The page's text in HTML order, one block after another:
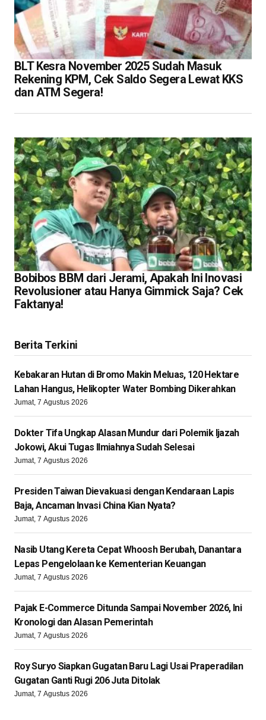
BLT Kesra November 2025 Sudah Masuk
Rekening KPM, Cek Saldo Segera Lewat KKS
dan ATM Segera!
Bobibos BBM dari Jerami, Apakah Ini Inovasi
Revolusioner atau Hanya Gimmick Saja? Cek
Faktanya!
Berita Terkini
Kebakaran Hutan di Bromo Makin Meluas, 120 Hektare
Lahan Hangus, Helikopter Water Bombing Dikerahkan
Jumat, 7 Agustus 2026
Dokter Tifa Ungkap Alasan Mundur dari Polemik Ijazah
Jokowi, Akui Tugas Ilmiahnya Sudah Selesai
Jumat, 7 Agustus 2026
Presiden Taiwan Dievakuasi dengan Kendaraan Lapis
Baja, Ancaman Invasi China Kian Nyata?
Jumat, 7 Agustus 2026
Nasib Utang Kereta Cepat Whoosh Berubah, Danantara
Lepas Pengelolaan ke Kementerian Keuangan
Jumat, 7 Agustus 2026
Pajak E-Commerce Ditunda Sampai November 2026, Ini
Kronologi dan Alasan Pemerintah
Jumat, 7 Agustus 2026
Roy Suryo Siapkan Gugatan Baru Lagi Usai Praperadilan
Gugatan Ganti Rugi 206 Juta Ditolak
Jumat, 7 Agustus 2026